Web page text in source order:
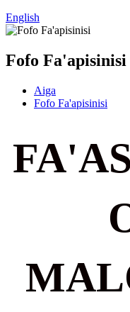
English
Fofo Fa'apisinisi
Aiga
Fofo Fa'apisinisi